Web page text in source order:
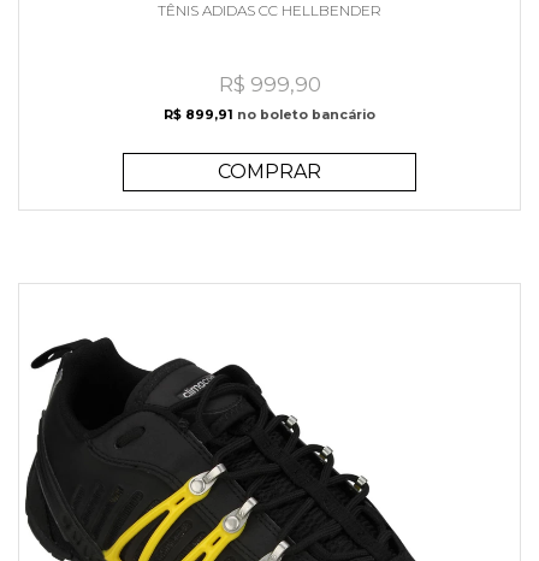
TÊNIS ADIDAS CC HELLBENDER
R$ 999,90
R$ 899,91 no boleto bancário
COMPRAR